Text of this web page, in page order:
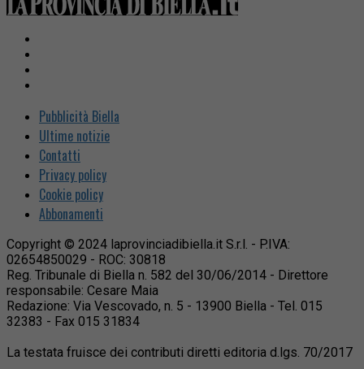
Pubblicità Biella
Ultime notizie
Contatti
Privacy policy
Cookie policy
Abbonamenti
Copyright © 2024 laprovinciadibiella.it S.r.l. - P.IVA:
02654850029 - ROC: 30818
Reg. Tribunale di Biella n. 582 del 30/06/2014 - Direttore
responsabile: Cesare Maia
Redazione: Via Vescovado, n. 5 - 13900 Biella - Tel. 015
32383 - Fax 015 31834
La testata fruisce dei contributi diretti editoria d.lgs. 70/2017